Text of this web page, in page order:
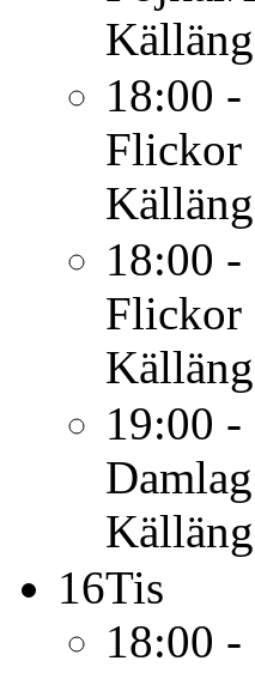
18:00 -
Flickor
18:00 -
Flickor
19:00 -
Damlag
16Tis
18:00 -